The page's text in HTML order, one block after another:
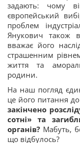
задають: чому
європейський
проблем
Янукович також
вважає його
страшенним
життя та
родини.
На наш погляд
це його питання
закінчено
сотні» та
органів? Мабуть,
що відбулось?